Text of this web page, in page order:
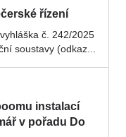
řízení
č. 242/2025
soustavy (odkaz...
instalací
v pořadu Do